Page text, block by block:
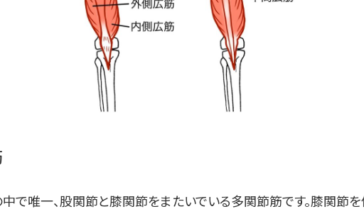
で唯一、股関節と膝関節をまたいでいる多関節筋です。膝関節を